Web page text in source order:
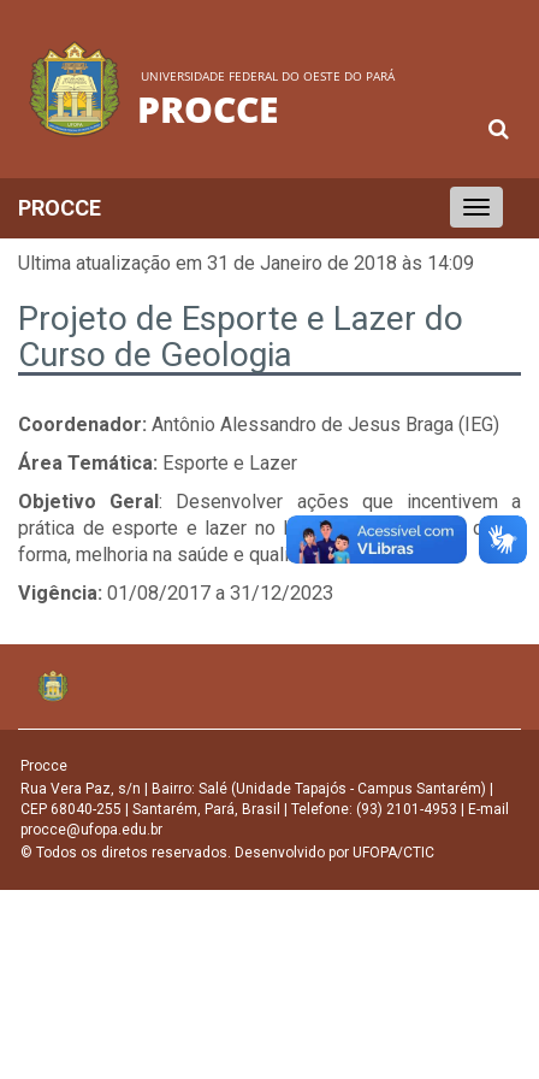
UNIVERSIDADE FEDERAL DO OESTE DO PARÁ
PROCCE
Toggle
navigation
PROCCE
Ultima atualização em 31 de Janeiro de 2018 às 14:09
Projeto de Esporte e Lazer do
Curso de Geologia
Coordenador: Antônio Alessandro de Jesus Braga (IEG)
Área Temática: Esporte e Lazer
Objetivo Geral: Desenvolver ações que incentivem a
prática de esporte e lazer no Instituto, promovento desta
forma, melhoria na saúde e qualidade de vida
Vigência: 01/08/2017 a 31/12/2023
Procce
Rua Vera Paz, s/n | Bairro: Salé (Unidade Tapajós - Campus Santarém) |
CEP 68040-255 | Santarém, Pará, Brasil | Telefone: (93) 2101-4953 | E-mail
procce@ufopa.edu.br
© Todos os diretos reservados. Desenvolvido por UFOPA/CTIC